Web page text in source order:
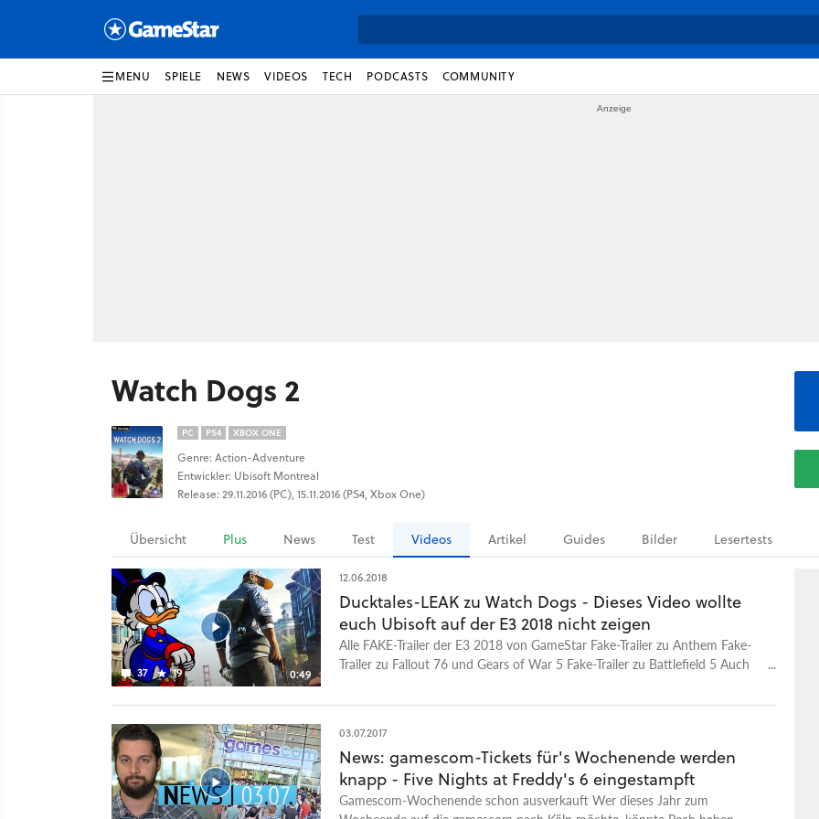
MENU SPIELE NEWS VIDEOS TECH PODCASTS COMMUNITY
Watch Dogs 2
PC PS4 XBOX ONE
Genre: Action-Adventure
Entwickler: Ubisoft Montreal
Release: 29.11.2016 (PC), 15.11.2016 (PS4, Xbox One)
Übersicht Plus News Test Videos Artikel Guides Bilder Lesertests
37 19 0:49
12.06.2018
Ducktales-LEAK zu Watch Dogs - Dieses Video wollte
euch Ubisoft auf der E3 2018 nicht zeigen
Alle FAKE-Trailer der E3 2018 von GameStar Fake-Trailer zu Anthem Fake-
Trailer zu Fallout 76 und Gears of War 5 Fake-Trailer zu Battlefield 5 Auch
Trailer der Messe schon in ihrer Pre-Show im Live-Stream gezeigt. Hier
E3 2018 sehen? Alle Shows, alle Trailer, alle Infos auf GameStar und
GamePro
03.07.2017
News: gamescom-Tickets für's Wochenende werden
knapp - Five Nights at Freddy's 6 eingestampft
Gamescom-Wochenende schon ausverkauft Wer dieses Jahr zum